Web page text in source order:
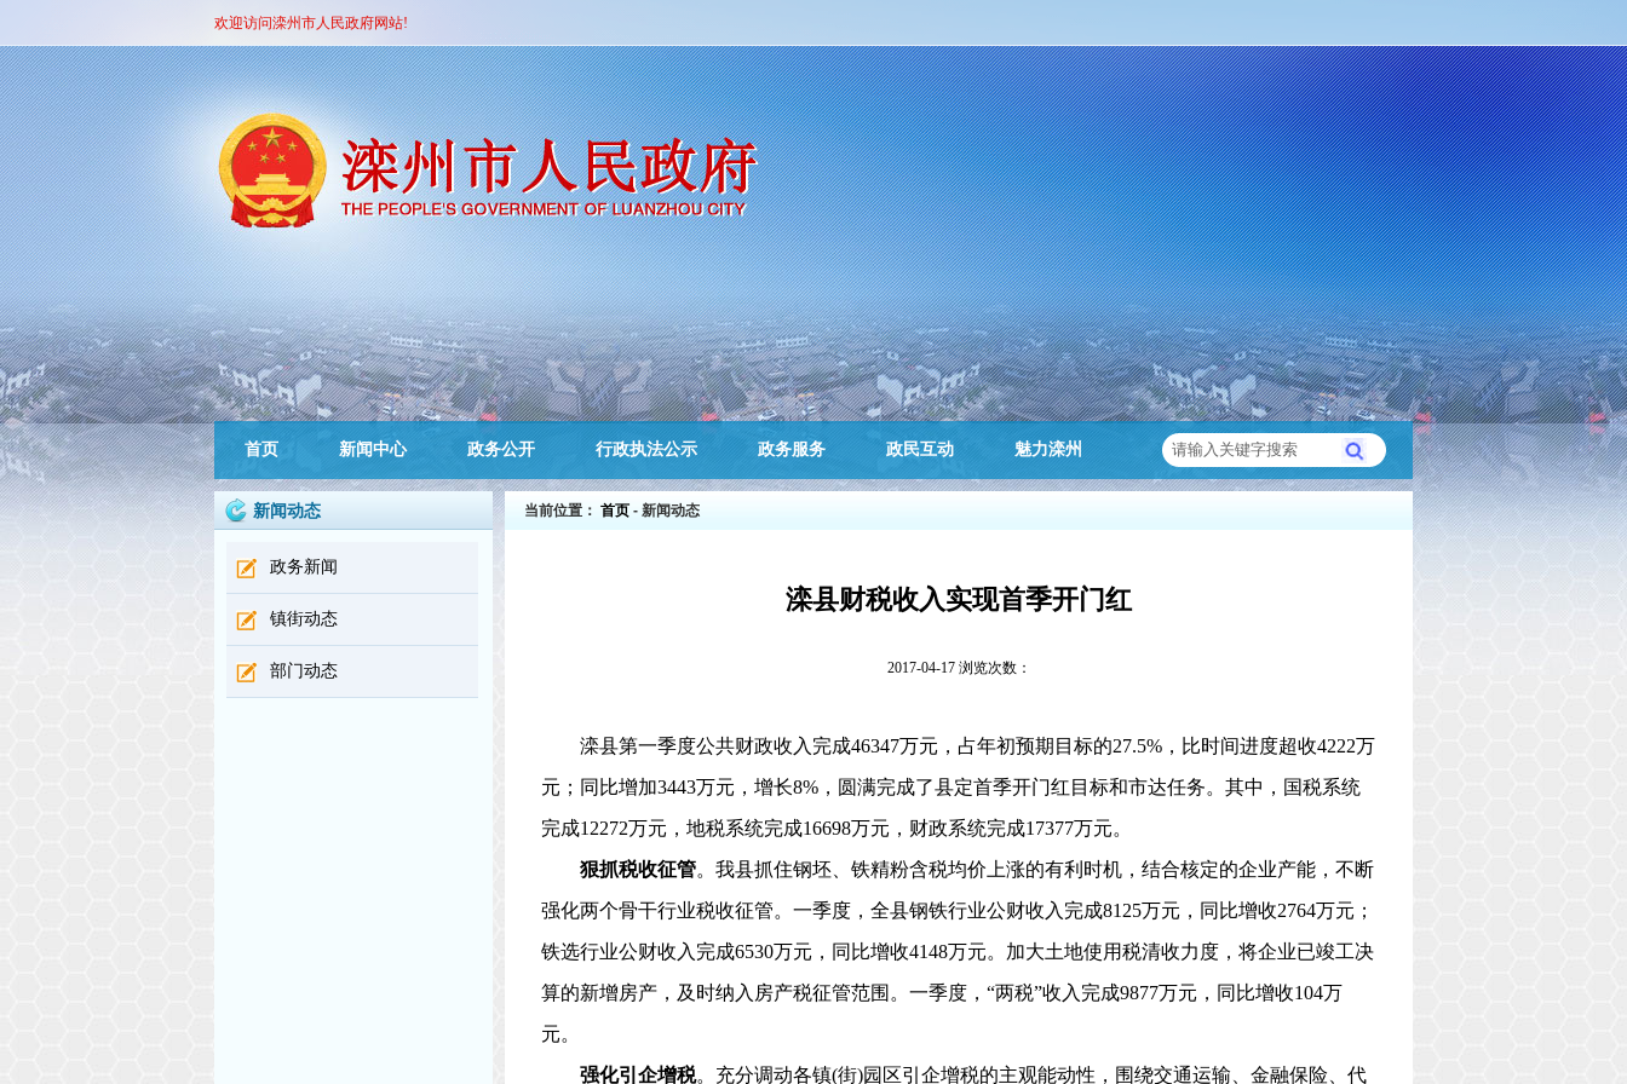
欢迎访问滦州市人民政府网站!
首页 新闻中心 政务公开 行政执法公示 政务服务 政民互动 魅力滦州
新闻动态
政务新闻
镇街动态
部门动态
当前位置： 首页 - 新闻动态
滦县财税收入实现首季开门红
2017-04-17 浏览次数：
滦县第一季度公共财政收入完成46347万元，占年初预期目标的27.5% ，比时间进度超收4222万
元；同比增加3443万元，增长8% ，圆满完成了县定首季开门红目标和市达任务。其中，国税系统
完成12272万元，地税系统完成16698万元，财政系统完成17377万元。
狠抓税收征管。我县抓住钢坯、铁精粉含税均价上涨的有利时机，结合核定的企业产能，不断
强化两个骨干行业税收征管。一季度，全县钢铁行业公财收入完成8125万元，同比增收2764万元；
铁选行业公财收入完成6530万元，同比增收4148万元。加大土地使用税清收力度，将企业已竣工决
算的新增房产，及时纳入房产税征管范围。一季度， “两税”收入完成9877万元，同比增收104万
元。
强化引企增税。充分调动各镇(街)园区引企增税的主观能动性，围绕交通运输、金融保险、代